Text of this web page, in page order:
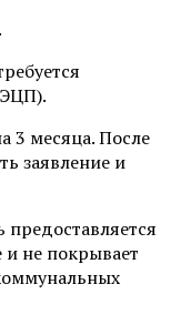
3 месяца. После
заявление и
не покрывает